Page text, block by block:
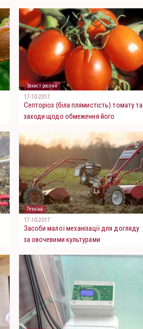
Захист рослин
17-10-2017
Септоріоз (біла плямистість) томату та
заходи щодо обмеження його
Техніка
17-10-2017
Засоби малої механізації для догляду
за овочевими культурами